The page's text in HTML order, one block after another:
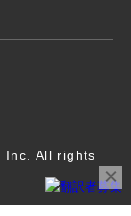
Inc. All rights